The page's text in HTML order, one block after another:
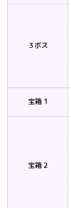
３ボス
宝箱 1
宝箱 2